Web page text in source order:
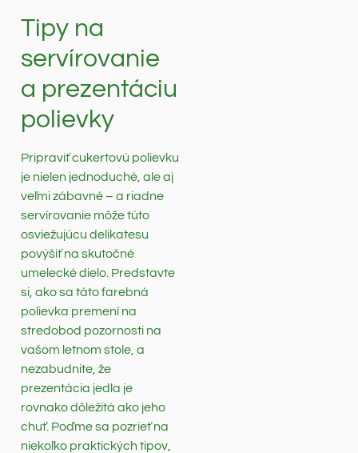
Tipy na
servírovanie
a prezentáciu
polievky
Pripraviť cukertovú polievku
je nielen jednoduché, ale aj
veľmi zábavné – a riadne
servírovanie môže túto
osviežujúcu delikatesu
povýšiť na skutočné
umelecké dielo. Predstavte
si, ako sa táto farebná
polievka premení na
stredobod pozornosti na
vašom letnom stole, a
nezabudnite, že
prezentácia jedla je
rovnako dôležitá ako jeho
chuť. Poďme sa pozrieť na
niekoľko praktických tipov,